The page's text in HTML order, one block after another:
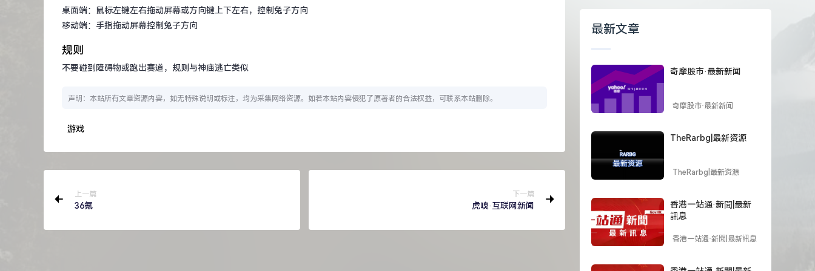
桌面端：鼠标左键左右拖动屏幕或方向键上下左右，控制兔子方向
移动端：手指拖动屏幕控制兔子方向
规则
不要碰到障碍物或跑出赛道，规则与神庙逃亡类似
声明：本站所有文章资源内容，如无特殊说明或标注，均为采集网络资源。如若本站内容侵犯了原著者的合法权益，可联系本站删除。
游戏
上一篇
36氪
下一篇
虎嗅·互联网新闻
最新文章
奇摩股市·最新新闻
奇摩股市·最新新闻
TheRarbg|最新资源
TheRarbg|最新资源
香港一站通·新聞|最新
訊息
香港一站通·新聞|最新訊息